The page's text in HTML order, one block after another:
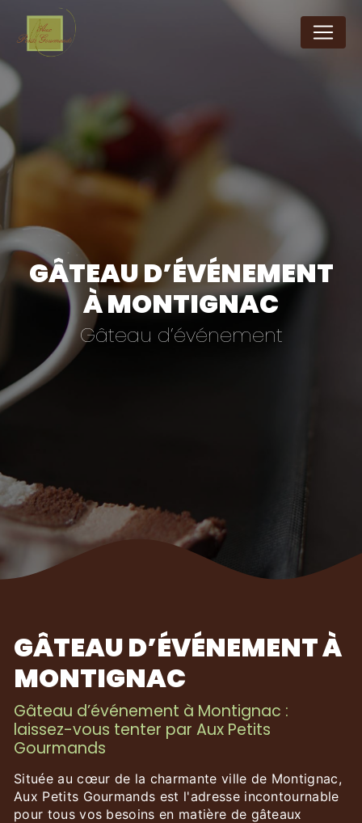
GÂTEAU D’ÉVÉNEMENT
À MONTIGNAC
Gâteau d’événement
GÂTEAU D’ÉVÉNEMENT À
MONTIGNAC
Gâteau d’événement à Montignac :
laissez-vous tenter par Aux Petits
Gourmands
Située au cœur de la charmante ville de Montignac,
Aux Petits Gourmands est l'adresse incontournable
pour tous vos besoins en matière de gâteaux
Panneau de gestion des cookies